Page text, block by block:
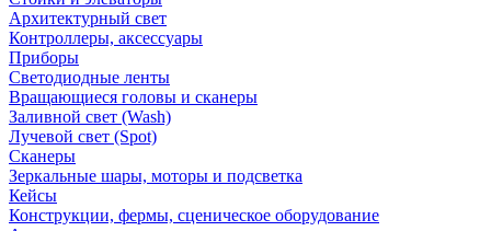
Архитектурный свет
Контроллеры, аксессуары
Приборы
Светодиодные ленты
Вращающиеся головы и сканеры
Заливной свет (Wash)
Лучевой свет (Spot)
Сканеры
Зеркальные шары, моторы и подсветка
Кейсы
Конструкции, фермы, сценическое оборудование